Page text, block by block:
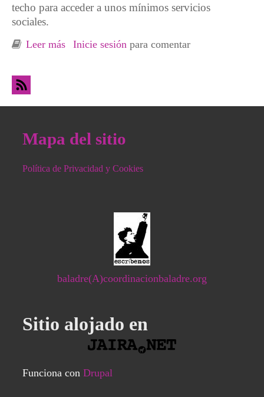
techo para acceder a unos mínimos servicios
sociales.
Leer más sobre La carrera de obstáculos para ejercer los
Inicie sesión para comentar
Mapa del sitio
Política de Privacidad y Cookies
baladre(A)coordinacionbaladre.org
Sitio alojado en
Funciona con Drupal